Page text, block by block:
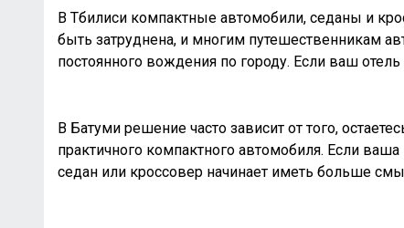
В Тбилиси компактные автомобили, седаны и
быть затруднена, и многим путешественникам
постоянного вождения по городу. Если ваш
В Батуми решение часто зависит от того,
практичного компактного автомобиля. Если
седан или кроссовер начинает иметь больше